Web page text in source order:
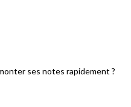
ses notes rapidement ?